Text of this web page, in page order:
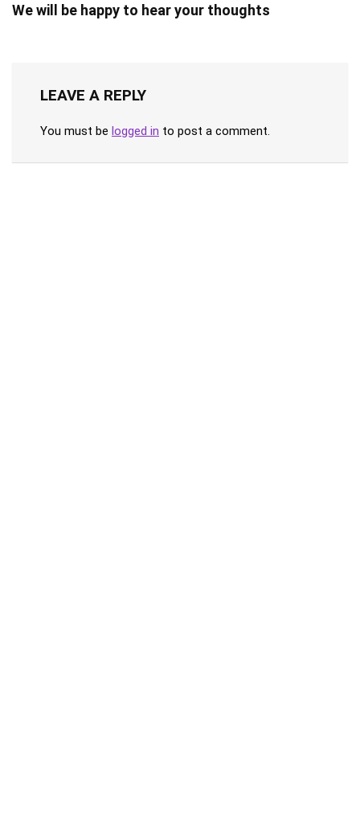
We will be happy to hear your thoughts
LEAVE A REPLY
You must be logged in to post a comment.